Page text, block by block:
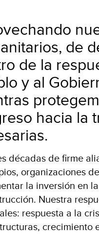
de
de la
y al
hacia la
décadas de firme
organizaciones
la inversión en
Nuestra
respuesta a la
crecimiento